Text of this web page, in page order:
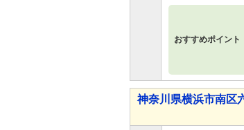
おすすめポイント
神奈川県横浜市南区